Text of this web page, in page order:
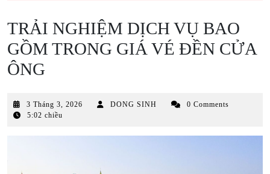
TRẢI NGHIỆM DỊCH VỤ BAO
GỒM TRONG GIÁ VÉ ĐỀN CỬA
ÔNG
3 Tháng 3, 2026
2026
DONG SINH
0 Comments
5:02 chiều